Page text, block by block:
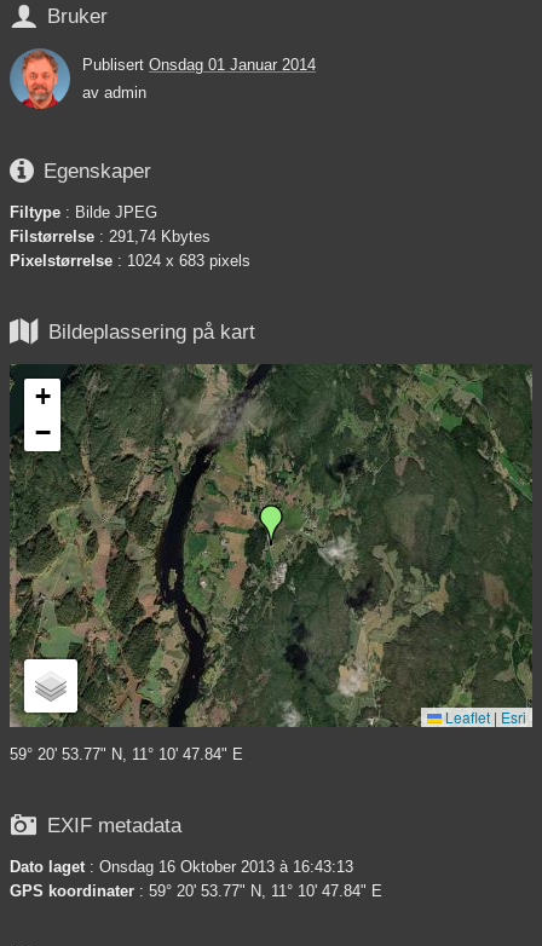
 Bruker
Publisert Onsdag 01 Januar 2014
av admin
 Egenskaper
Filtype : Bilde JPEG
Filstørrelse : 291,74 Kbytes
Pixelstørrelse : 1024 x 683 pixels
 Bildeplassering på kart
+
−
Leaflet | Esri
59° 20' 53.77" N, 11° 10' 47.84" E
 EXIF metadata
Dato laget: Onsdag 16 Oktober 2013 à 16:43:13
GPS koordinater : 59° 20' 53.77" N, 11° 10' 47.84" E